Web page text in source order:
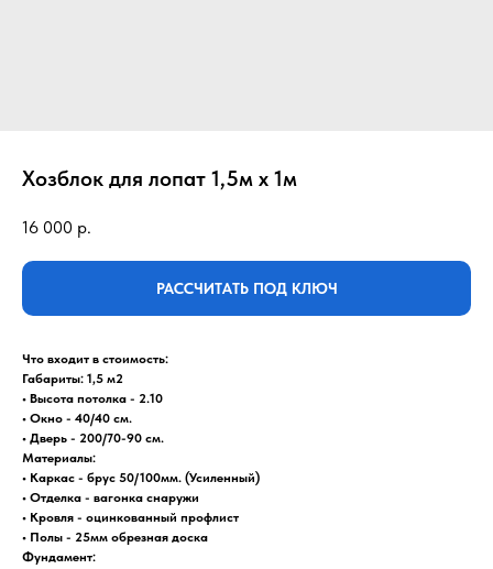
Хозблок для лопат 1,5м x 1м
16 000 р.
РАССЧИТАТЬ ПОД КЛЮЧ
Что входит в стоимость:
Габариты: 1,5 м2
• Высота потолка - 2.10
• Окно - 40/40 см.
• Дверь - 200/70-90 см.
Материалы:
• Каркас - брус 50/100мм. (Усиленный)
• Отделка - вагонка cнаружи
• Кровля - оцинкованный профлист
• Полы - 25мм обрезная доска
Фундамент: